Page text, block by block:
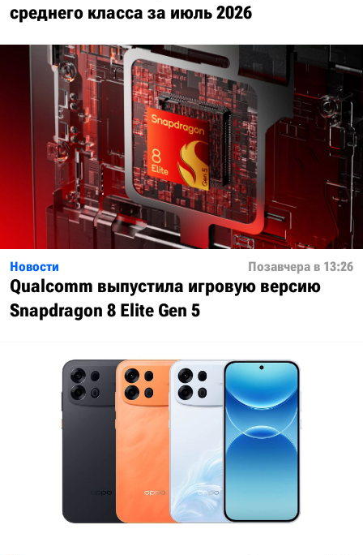
среднего класса за июль 2026
Новости Позавчера в 13:26
Qualcomm выпустила игровую версию
Snapdragon 8 Elite Gen 5